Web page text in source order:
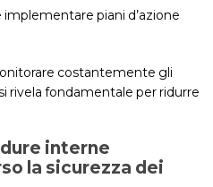
piani d’azione
costantemente gli
rivela fondamentale per ridurre
interne
la sicurezza dei